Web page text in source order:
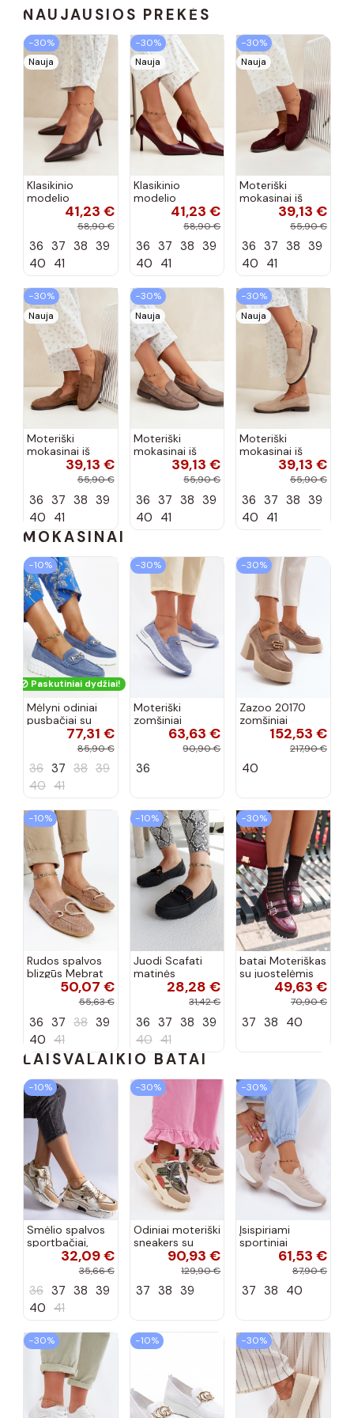
NAUJAUSIOS PREKĖS
−30%
Nauja
Klasikinio
modelio
aukštakulniai
šokolado
spalvos Nesha
41,23 €
58,90 €
36 37 38 39
40 41
−30%
Nauja
Klasikinio
modelio
aukštakulniai
bordo spalvos
Nesha
41,23 €
58,90 €
36 37 38 39
40 41
−30%
Nauja
Moteriški
mokasinai iš
dirbtinės
zomšos, bordo
39,13 €
55,90 €
36 37 38 39
40 41
−30%
Nauja
Moteriški
mokasinai iš
dirbtinės
zomšos, rudos
39,13 €
55,90 €
36 37 38 39
40 41
−30%
Nauja
Moteriški
mokasinai iš
dirbtinės
zomšos, molio
39,13 €
55,90 €
36 37 38 39
40 41
−30%
Nauja
Moteriški
mokasinai iš
dirbtinės
zomšos, smėlio
39,13 €
55,90 €
36 37 38 39
40 41
MOKASINAI
−10%
Paskutiniai dydžiai!
Mėlyni odiniai
pusbačiai su
dekoratyvine
sagtimi Taija
77,31 €
85,90 €
36 37 38 39
40 41
−30%
Moteriški
zomšiniai
mokasinai
Demela mėlynos
63,63 €
90,90 €
36
−30%
Zazoo 20170
zomšiniai
bateliai su
kulniukais smėlio
152,53 €
217,90 €
40
−10%
Rudos spalvos
blizgūs Mebrat
bateliai50,07 €
55,63 €
36 37 38 39
40 41
−10%
Juodi Scafati
matinės
apdailos bateliai
28,28 €
31,42 €
36 37 38 39
40 41
−30%
batai Moteriškas
su juostelėmis
su lako efektu
bordo spalvos
49,63 €
70,90 €
37 38 40
LAISVALAIKIO BATAI
−10%
Smėlio spalvos
sportbačiai,
dekoruoti Valdez
cirkonio virvele
32,09 €
35,66 €
36 37 38 39
40 41
−30%
Odiniai moteriški
sneakers su
platforma D&A
CR61-3133
90,93 €
129,90 €
37 38 39
−30%
Įsispiriami
sportiniai
bateliai Kobbo
102425 smėlio
61,53 €
87,90 €
37 38 40
−30% −10% −30%